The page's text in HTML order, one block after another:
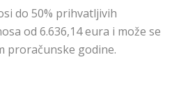
do 50% prihvatljivih
od 6.636,14 eura i može se
proračunske godine.